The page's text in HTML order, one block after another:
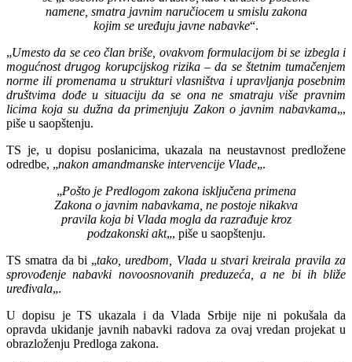
namene, smatra javnim naručiocem u smislu zakona
kojim se uređuju javne nabavke“.
„Umesto da se ceo član briše, ovakvom formulacijom bi se izbegla i
mogućnost drugog korupcijskog rizika – da se štetnim tumačenjem
norme ili promenama u strukturi vlasništva i upravljanja posebnim
društvima dođe u situaciju da se ona ne smatraju više pravnim
licima koja su dužna da primenjuju Zakon o javnim nabavkama„,
piše u saopštenju.
TS je, u dopisu poslanicima, ukazala na neustavnost predložene
odredbe, „nakon amandmanske intervencije Vlade„.
„Pošto je Predlogom zakona isključena primena
Zakona o javnim nabavkama, ne postoje nikakva
pravila koja bi Vlada mogla da razrađuje kroz
podzakonski akt„, piše u saopštenju.
TS smatra da bi „tako, uredbom, Vlada u stvari kreirala pravila za
sprovođenje nabavki novoosnovanih preduzeća, a ne bi ih bliže
uređivala„.
U dopisu je TS ukazala i da Vlada Srbije nije ni pokušala da
opravda ukidanje javnih nabavki radova za ovaj vredan projekat u
obrazloženju Predloga zakona.